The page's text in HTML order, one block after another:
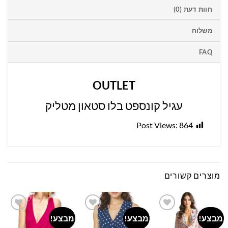
חוות דעת (0)
משלוח
FAQ
OUTLET
עגיל קונספט בלו סטאון מטליק
Post Views: 864
מוצרים קשורים
מבצע! מבצע!
Add to
wishlist
מבצע!
Add to
wishlist